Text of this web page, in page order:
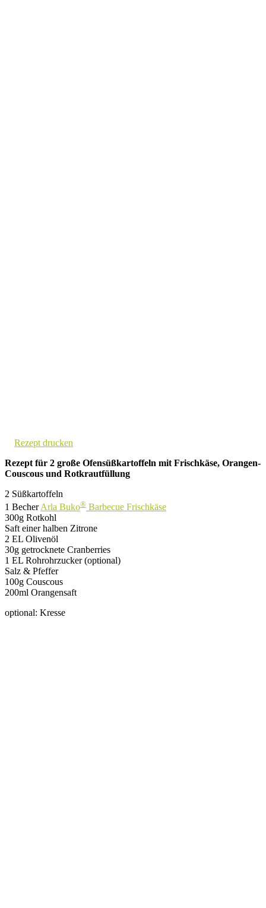
Rezept drucken
Rezept für 2 große Ofensüßkartoffeln mit Frischkäse, Orangen-
Couscous und Rotkrautfüllung
2 Süßkartoffeln
1 BecherArla Buko® Barbecue Frischkäse
300g Rotkohl
Saft einer halben Zitrone
2 EL Olivenöl
30g getrocknete Cranberries
1 EL Rohrohrzucker (optional)
Salz & Pfeffer
100g Couscous
200ml Orangensaft
optional: Kresse